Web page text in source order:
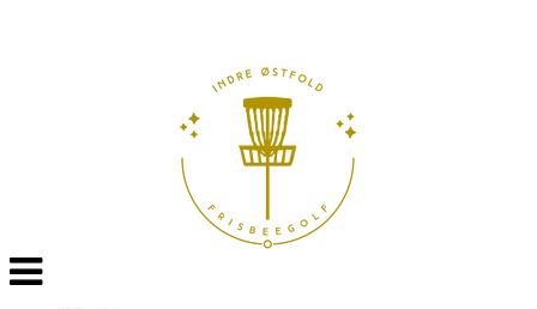
Veksle
navigasjon